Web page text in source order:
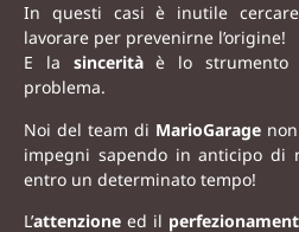
In questi casi è inutile
lavorare per prevenirne l’origine!
E la sinceritàè lo strumento
problema.
Noi del team di MarioGarage
impegni sapendo in anticipo di
entro un determinato tempo!
L’attenzione ed il